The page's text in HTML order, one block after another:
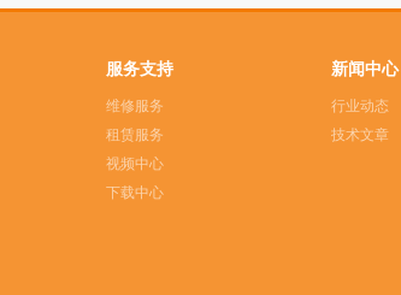
服务支持
维修服务
租赁服务
视频中心
下载中心
新闻中心
行业动态
技术文章